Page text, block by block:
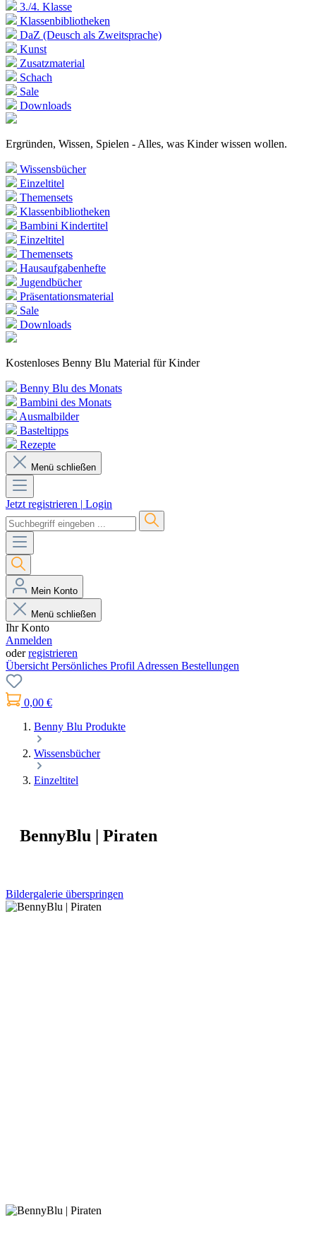
3./4. Klasse
Klassenbibliotheken
DaZ (Deusch als Zweitsprache)
Kunst
Zusatzmaterial
Schach
Sale
Downloads
Ergründen, Wissen, Spielen - Alles, was Kinder wissen wollen.
Wissensbücher
Einzeltitel
Themensets
Klassenbibliotheken
Bambini Kindertitel
Einzeltitel
Themensets
Hausaufgabenhefte
Jugendbücher
Präsentationsmaterial
Sale
Downloads
Kostenloses Benny Blu Material für Kinder
Benny Blu des Monats
Bambini des Monats
Ausmalbilder
Basteltipps
Rezepte
Menü schließen
Jetzt registrieren | Login
Mein Konto
Menü schließen
Ihr Konto
Anmelden
oderregistrieren
Übersicht Persönliches Profil Adressen Bestellungen
0,00 €
Benny Blu Produkte
Wissensbücher
Einzeltitel
BennyBlu | Piraten
Bildergalerie überspringen